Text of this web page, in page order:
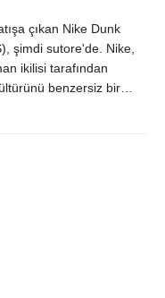
çıkan Nike Dunk
şimdi sutore'de. Nike,
ikilisi tarafından
benzersiz bir
gönderilir.